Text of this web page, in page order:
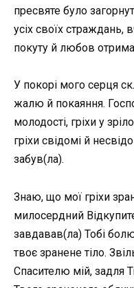
пресвяте було
усіх своїх стpaждань,
покуту й любов
У покорі мого серця
жалю й покаяння.
молодості, гріхи у
гріхи свідомі й
забув(ла).
Знаю, що мої гріхи
милосердний
завдавав(ла) Тобі
твоє зpaнене тiло.
Спасителю мій, задля